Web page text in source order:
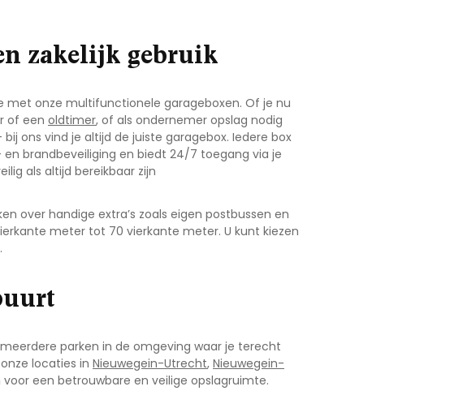
zakelijk gebruik
met onze multifunctionele garageboxen. Of je nu
of een oldtimer, of als ondernemer opslag nodig
ons vind je altijd de juiste garagebox. Iedere box
brandbeveiliging en biedt 24/7 toegang via je
als altijd bereikbaar zijn
over handige extra’s zoals eigen postbussen en
meter tot 70 vierkante meter. U kunt kiezen
meerdere parken in de omgeving waar je terecht
locaties in Nieuwegein-Utrecht, Nieuwegein-
een betrouwbare en veilige opslagruimte.